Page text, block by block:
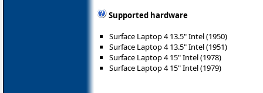
Supported hardware
Surface Laptop 4 13.5" Intel (1950)
Surface Laptop 4 13.5" Intel (1951)
Surface Laptop 4 15" Intel (1978)
Surface Laptop 4 15" Intel (1979)